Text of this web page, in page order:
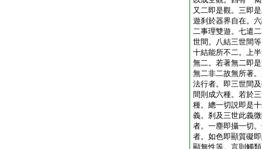
又二即是觀。三即
遊刹於器界自在。
二事理雙遊。七遣
世間。八結三世間
十結能所不二。上
無二。若著無二即
無二非二故無所著
法行者。即三世間
間則成六種。若於
種。總一切説即是
義。刹及三世此義
者。一塵即攝一切
者。如色即顯質礙
顯無性等。言則觸